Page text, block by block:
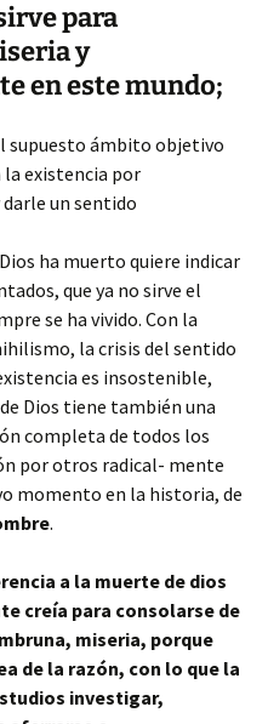
para
y
en este mundo;
supuesto ámbito objetivo
la existencia por
un sentido
ha muerto quiere indicar
que ya no sirve el
se ha vivido. Con la
la crisis del sentido
es insostenible,
Dios tiene también una
completa de todos los
por otros radical- mente
momento en la historia, de
.
a la muerte de dios
creía para consolarse de
miseria, porque
de la razón, con lo que la
investigar,